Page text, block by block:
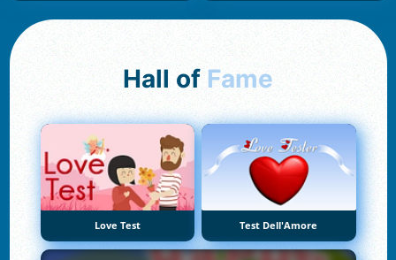
Hall of Fame
Love Test Test Dell'Amore